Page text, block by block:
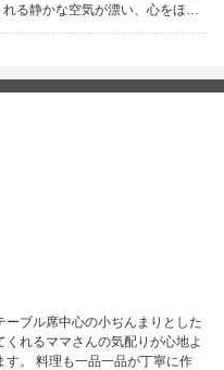
り、静かにグラスを傾けたり…そ
別な夜”を届けてくれます。大
夜、誰かと深い時間を共有した
の皆さまのお越しを、心より
ブル席中心の小ぢんまりとした
れるママさんの気配りが心地よ
寧に作